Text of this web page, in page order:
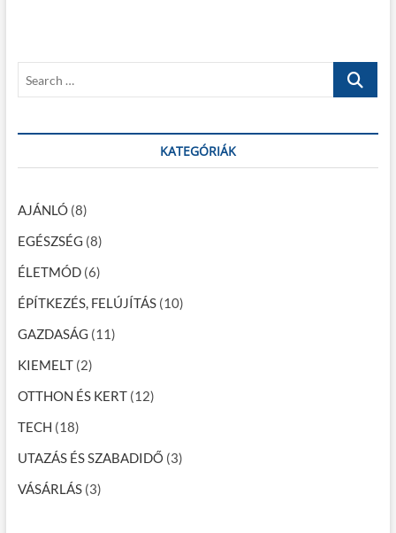
z
é
n
a
v
i
g
á
c
i
ó
t
:
r
h
KATEGÓRIÁK
AJÁNLÓ(8)
EGÉSZSÉG (8)
ÉLETMÓD(6)
ÉPÍTKEZÉS, FELÚJÍTÁS(10)
GAZDASÁG (11)
KIEMELT(2)
OTTHON ÉS KERT(12)
TECH (18)
UTAZÁS ÉS SZABADIDŐ (3)
VÁSÁRLÁS(3)